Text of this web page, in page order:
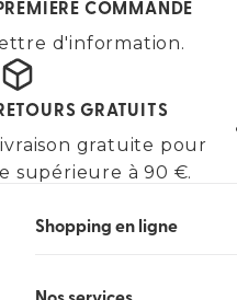
COMMANDE
d'information.
GRATUITS
gratuite pour
supérieure à 90 €.
Shopping en ligne